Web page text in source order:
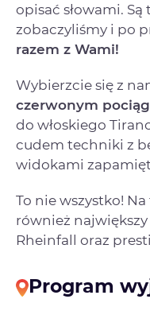
opisać słowami.
zobaczyliśmy i po
razem z Wami!
Wybierzcie się z
czerwonym
do włoskiego
cudem techniki z
widokami
To nie wszystko!
również
Rheinfall oraz
Program